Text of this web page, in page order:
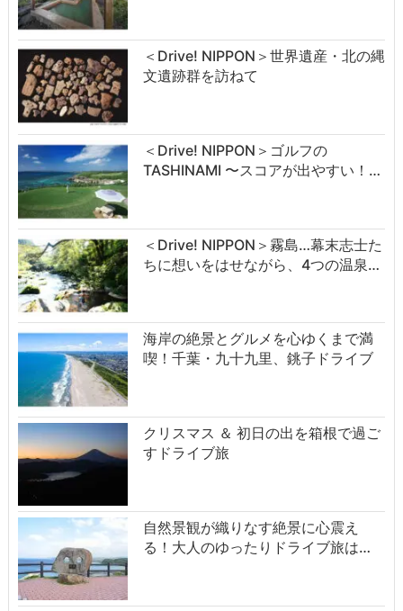
＜Drive! NIPPON＞世界遺産・北の縄
文遺跡群を訪ねて
＜Drive! NIPPON＞ゴルフの
TASHINAMI 〜スコアが出やすい！…
＜Drive! NIPPON＞霧島…幕末志士た
ちに想いをはせながら、4つの温泉…
海岸の絶景とグルメを心ゆくまで満
喫！千葉・九十九里、銚子ドライブ
クリスマス ＆ 初日の出を箱根で過ご
すドライブ旅
自然景観が織りなす絶景に心震え
る！大人のゆったりドライブ旅は…